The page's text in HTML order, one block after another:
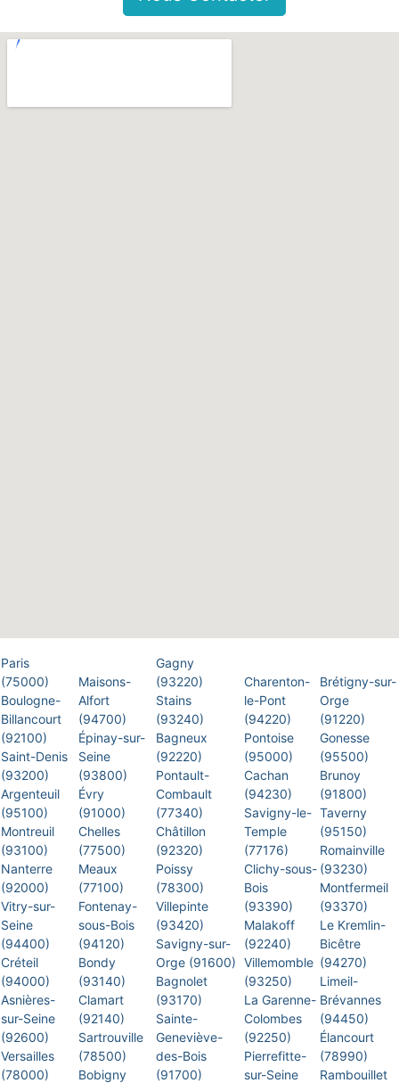
Paris
(75000)
Boulogne-
Billancourt
(92100)
Saint-Denis
(93200)
Argenteuil
(95100)
Montreuil
(93100)
Nanterre
(92000)
Vitry-sur-
Seine
(94400)
Créteil
(94000)
Asnières-
sur-Seine
(92600)
Versailles
(78000)
Maisons-
Alfort
(94700)
Épinay-sur-
Seine
(93800)
Évry
(91000)
Chelles
(77500)
Meaux
(77100)
Fontenay-
sous-Bois
(94120)
Bondy
(93140)
Clamart
(92140)
Sartrouville
(78500)
Bobigny
Gagny
(93220)
Stains
(93240)
Bagneux
(92220)
Pontault-
Combault
(77340)
Châtillon
(92320)
Poissy
(78300)
Villepinte
(93420)
Savigny-sur-
Orge (91600)
Bagnolet
(93170)
Sainte-
Geneviève-
des-Bois
(91700)
Charenton-
le-Pont
(94220)
Pontoise
(95000)
Cachan
(94230)
Savigny-le-
Temple
(77176)
Clichy-sous-
Bois
(93390)
Malakoff
(92240)
Villemomble
(93250)
La Garenne-
Colombes
(92250)
Pierrefitte-
sur-Seine
Brétigny-sur-
Orge
(91220)
Gonesse
(95500)
Brunoy
(91800)
Taverny
(95150)
Romainville
(93230)
Montfermeil
(93370)
Le Kremlin-
Bicêtre
(94270)
Limeil-
Brévannes
(94450)
Élancourt
(78990)
Rambouillet